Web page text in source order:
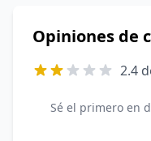
Opiniones de
2.4
Sé el primero en